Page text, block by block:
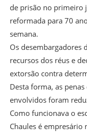
de prisão no primeiro
reformada para 70
semana.
Os desembargadores
recursos dos réus e
extorsão contra
Desta forma, as
envolvidos foram
Como funcionava o
Chaules é empresário